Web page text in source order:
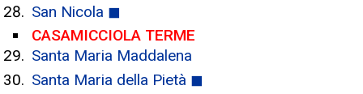
San Nicola ◼
CASAMICCIOLA TERME
Santa Maria Maddalena
Santa Maria della Pietà ◼